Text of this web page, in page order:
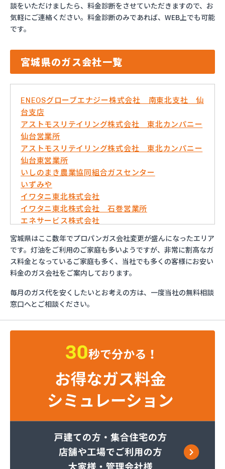
談をいただけましたら、料金診断をさせていただきますので、お
気軽にご連絡ください。料金診断のみであれば、WEB上でも可能
です。
宮城県のガス会社一覧
ENEOSグローブエナジー株式会社 南東北支社 仙
台支店
アストモスリテイリング株式会社 東北カンパニー
仙台営業所
アストモスリテイリング株式会社 東北カンパニー
仙台東営業所
いしのまき農業協同組合ガスセンター
いずみや
イワタニ東北株式会社
イワタニ東北株式会社 石巻営業所
エネサービス株式会社
エネックスジャパン株式会社 岩沼営業所
エネックスジャパン株式会社 仙台営業所
カガク興商株式会社
カガク興商株式会社 充填所
カメイ株式会社
カメイ株式会社 LPガス塩釜ターミナル
カメイ株式会社 宮城支店 石巻営業所
ケイワ産業ガス販売株式会社
ツネマツガス株式会社
ホームライフサポート株式会社
みやぎ生活協同組合コープガスセンター
ミライフ東日本株式会社 石巻店
宮城県はここ数年でプロパンガス会社変更が盛んになったエリア
です。灯油をご利用のご家庭も多いようですが、非常に割高なガ
ス料金となっているご家庭も多く、当社でも多くの客様にお安い
料金のガス会社をご案内しております。
毎月のガス代を安くしたいとお考えの方は、一度当社の無料相談
窓口へとご相談ください。